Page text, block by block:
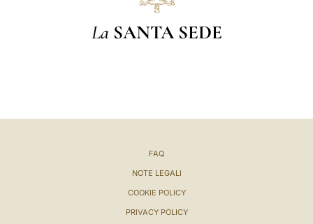
La SANTA SEDE
FAQ
NOTE LEGALI
COOKIE POLICY
PRIVACY POLICY